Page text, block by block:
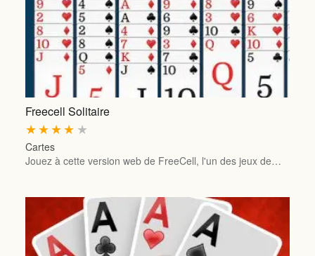
Freecell Solitaire
★
★
★
★
★
Cartes
Jouez à cette version web de FreeCell, l'un des jeux de…